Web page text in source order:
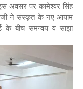
अवसर पर कामेश्वर सिंह
जी ने संस्कृत के नए आयाम
के बीच समन्वय व साझा